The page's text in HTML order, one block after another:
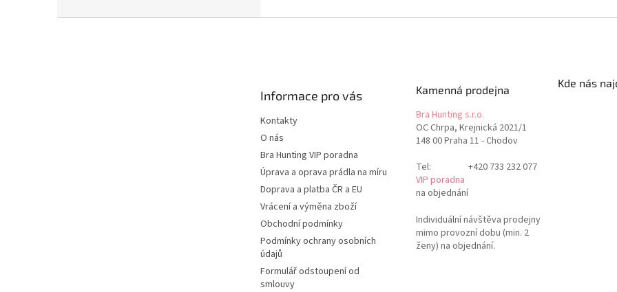
Informace pro vás
Kontakty
O nás
Bra Hunting VIP poradna
Úprava a oprava prádla na míru
Doprava a platba ČR a EU
Vrácení a výměna zboží
Obchodní podmínky
Podmínky ochrany osobních
údajů
Formulář odstoupení od
smlouvy
Kamenná prodejna
Bra Hunting s.r.o.
OC Chrpa, Krejnická 2021/1
148 00 Praha 11 - Chodov
Tel:
+420 733 232 077
VIP poradna
na objednání
Individuální návštěva prodejny
mimo provozní dobu (min. 2
ženy) na objednání.
Kde nás